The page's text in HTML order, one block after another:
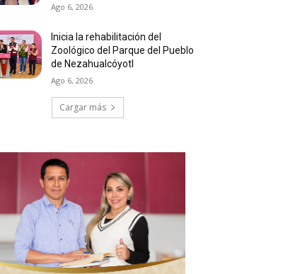
Ago 6, 2026
Inicia la rehabilitación del
Zoológico del Parque del Pueblo
de Nezahualcóyotl
Ago 6, 2026
Cargar más